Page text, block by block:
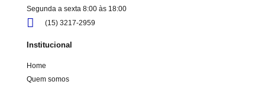
Segunda a sexta 8:00 às 18:00
(15) 3217-2959
Institucional
Home
Quem somos